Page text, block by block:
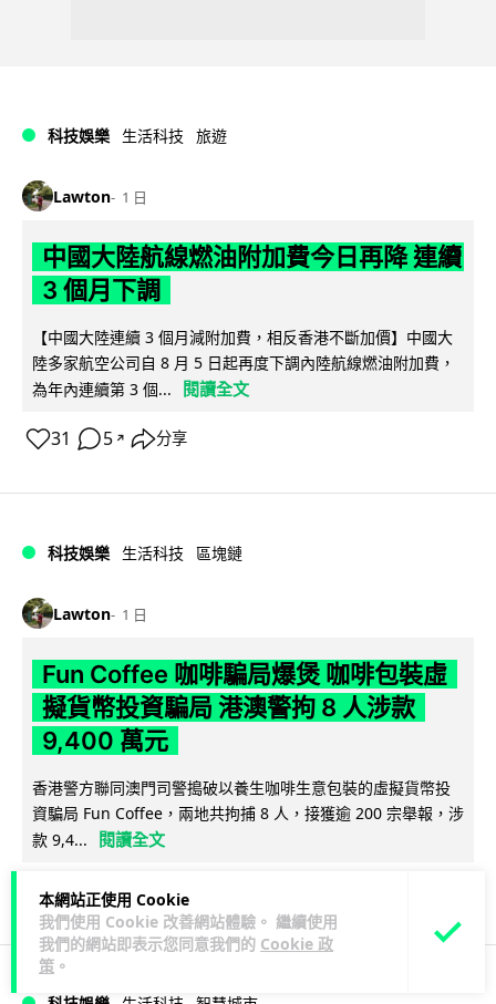
本網站正使用 Cookie
我們使用 Cookie 改善網站體驗。 繼續使用
我們的網站即表示您同意我們的 Cookie 政
策 。
科技娛樂 生活科技 旅遊
Lawton 1 日
中國大陸航線燃油附加費今日再降 連續
3 個月下調
【中國大陸連續 3 個月減附加費，相反香港不斷加價】中國大
陸多家航空公司自 8 月 5 日起再度下調內陸航線燃油附加費，
為年內連續第 3 個...
閱讀全文
31 5 ↗ 分享
科技娛樂 生活科技 區塊鏈
Lawton 1 日
Fun Coffee 咖啡騙局爆煲 咖啡包裝虛
擬貨幣投資騙局 港澳警拘 8 人涉款
9,400 萬元
香港警方聯同澳門司警搗破以養生咖啡生意包裝的虛擬貨幣投
資騙局 Fun Coffee，兩地共拘捕 8 人，接獲逾 200 宗舉報，涉
款 9,4...
閱讀全文
118 9 分享